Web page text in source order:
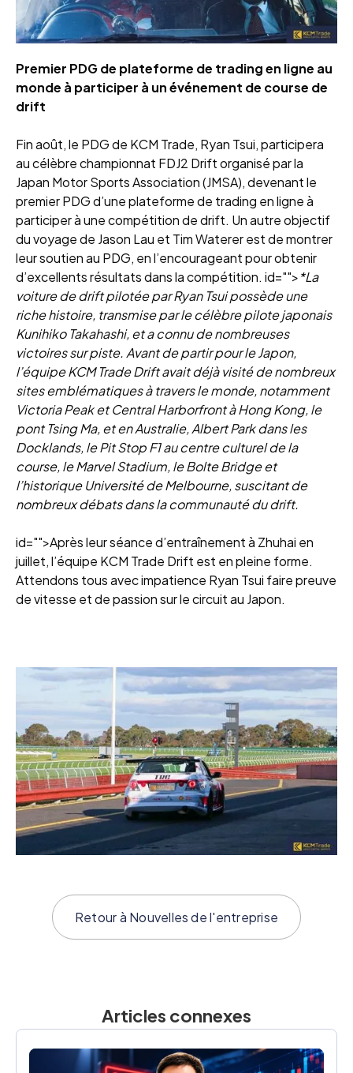
Premier PDG de plateforme de trading en ligne au
monde à participer à un événement de course de
drift
Fin août, le PDG de KCM Trade, Ryan Tsui, participera
au célèbre championnat FDJ2 Drift organisé par la
Japan Motor Sports Association (JMSA), devenant le
premier PDG d’une plateforme de trading en ligne à
participer à une compétition de drift. Un autre objectif
du voyage de Jason Lau et Tim Waterer est de montrer
leur soutien au PDG, en l’encourageant pour obtenir
d’excellents résultats dans la compétition. id="">*La
voiture de drift pilotée par Ryan Tsui possède une
riche histoire, transmise par le célèbre pilote japonais
Kunihiko Takahashi, et a connu de nombreuses
victoires sur piste. Avant de partir pour le Japon,
l’équipe KCM Trade Drift avait déjà visité de nombreux
sites emblématiques à travers le monde, notamment
Victoria Peak et Central Harborfront à Hong Kong, le
pont Tsing Ma, et en Australie, Albert Park dans les
Docklands, le Pit Stop F1 au centre culturel de la
course, le Marvel Stadium, le Bolte Bridge et
l’historique Université de Melbourne, suscitant de
nombreux débats dans la communauté du drift.
id="">Après leur séance d’entraînement à Zhuhai en
juillet, l’équipe KCM Trade Drift est en pleine forme.
Attendons tous avec impatience Ryan Tsui faire preuve
de vitesse et de passion sur le circuit au Japon.
Retour à Nouvelles de l'entreprise
Articles connexes